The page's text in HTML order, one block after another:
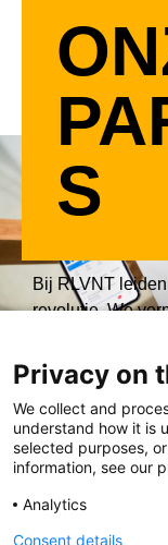
S
Bij RLVNT
revolutie. We
data- en AI-
advertising voor
vergroten. Door
en industrie
programmatic
Privacy on
We collect and
understand how it is
selected purposes,
information, see our
Analytics
Consent details